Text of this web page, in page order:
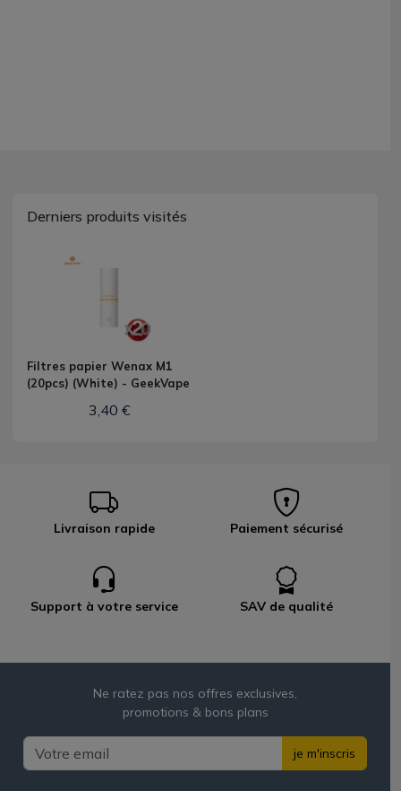
Derniers produits visités
Filtres papier Wenax M1
(20pcs) (White) - GeekVape
3,40 €
Livraison rapide Paiement sécurisé
Support à votre service SAV de qualité
Ne ratez pas nos offres exclusives,
promotions & bons plans
je m'inscris